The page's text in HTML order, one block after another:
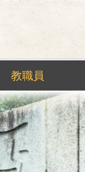
教職員